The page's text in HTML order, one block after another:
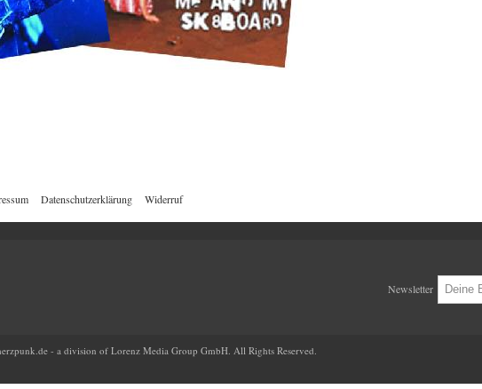
Datenschutzerklärung Widerruf
Newsletter
- a division of Lorenz Media Group GmbH. All Rights Reserved.